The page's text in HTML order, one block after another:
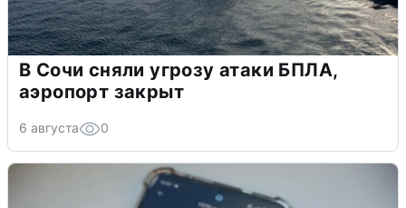
В Сочи сняли угрозу атаки БПЛА,
аэропорт закрыт
6 августа 0